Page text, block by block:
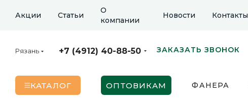
Акции Статьи
О
компании
Новости Контакты
Рязань +7 (4912) 40-88-50 ЗАКАЗАТЬ ЗВОНОК
КАТАЛОГ ОПТОВИКАМ ФАНЕРА